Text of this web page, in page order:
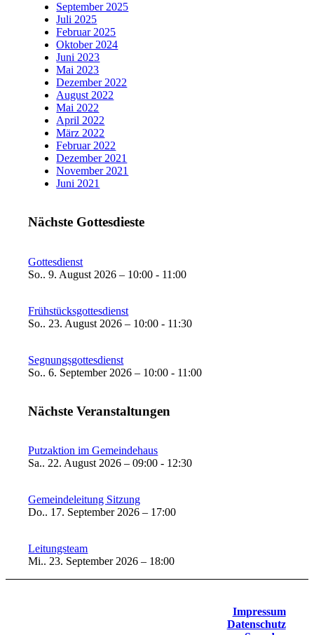
September 2025
Juli 2025
Februar 2025
Oktober 2024
Juni 2023
Mai 2023
Dezember 2022
August 2022
Mai 2022
April 2022
März 2022
Februar 2022
Dezember 2021
November 2021
Juni 2021
Nächste Gottesdieste
Gottesdienst
So.. 9. August 2026 – 10:00 - 11:00
Frühstücksgottesdienst
So.. 23. August 2026 – 10:00 - 11:30
Segnungsgottesdienst
So.. 6. September 2026 – 10:00 - 11:00
Nächste Veranstaltungen
Putzaktion im Gemeindehaus
Sa.. 22. August 2026 – 09:00 - 12:30
Gemeindeleitung Sitzung
Do.. 17. September 2026 – 17:00
Leitungsteam
Mi.. 23. September 2026 – 18:00
Impressum
Datenschutz